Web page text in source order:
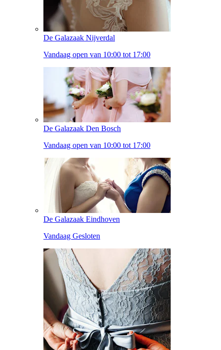
De Galazaak Nijverdal
Vandaag open van 10:00 tot 17:00
De Galazaak Den Bosch
Vandaag open van 10:00 tot 17:00
De Galazaak Eindhoven
Vandaag Gesloten